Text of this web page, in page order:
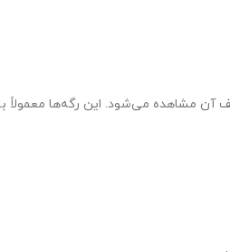
آن مشاهده می‌شود. این رگه‌ها